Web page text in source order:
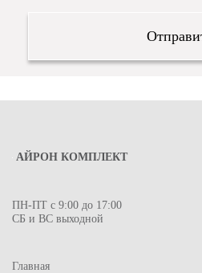
АЙРОН КОМПЛЕКТ
ПН-ПТ с 9:00 до 17:00
СБ и ВС выходной
Главная